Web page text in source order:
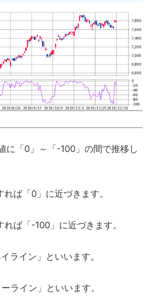
に「0」～「-100」の間で推移し
ば「0」に近づきます。
れば「-100」に近づきます。
ライン」といいます。
ライン」といいます。